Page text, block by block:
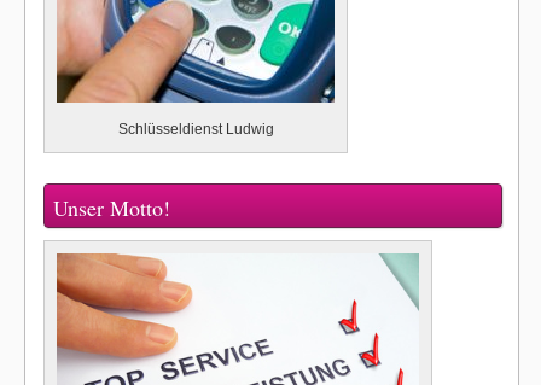
Schlüsseldienst Ludwig
Unser Motto!